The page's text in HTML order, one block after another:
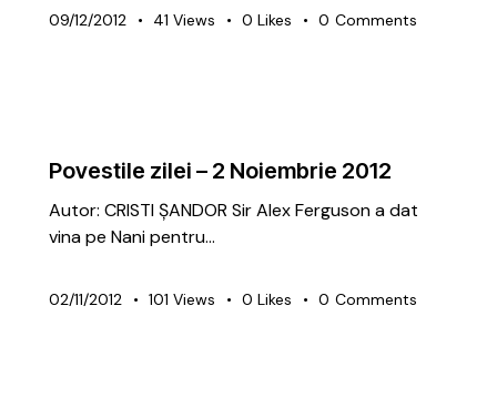
09/12/2012 41 Views 0 Likes 0 Comments
Povestile zilei – 2 Noiembrie 2012
Autor: CRISTI ȘANDOR Sir Alex Ferguson a dat
vina pe Nani pentru…
02/11/2012 101 Views 0 Likes 0 Comments